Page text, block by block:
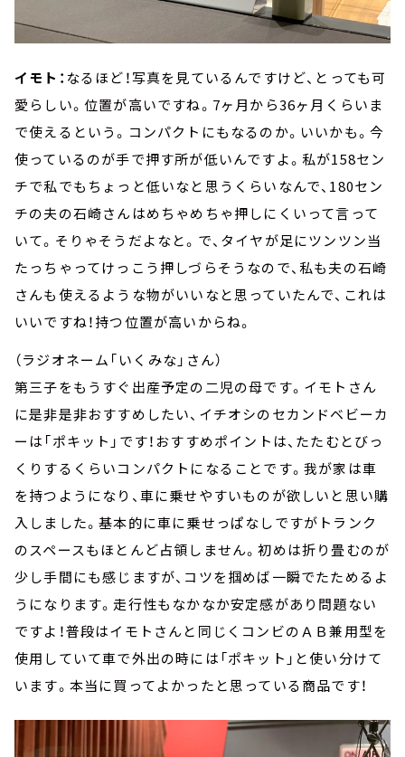
イモト： なるほど！写真を見ているんですけど、とっても可
愛らしい。位置が高いですね。7ヶ月から36ヶ月くらいま
で使えるという。コンパクトにもなるのか。いいかも。今
使っているのが手で押す所が低いんですよ。私が158セン
チで私でもちょっと低いなと思うくらいなんで、180セン
チの夫の石崎さんはめちゃめちゃ押しにくいって言って
いて。そりゃそうだよなと。で、タイヤが足にツンツン当
たっちゃってけっこう押しづらそうなので、私も夫の石崎
さんも使えるような物がいいなと思っていたんで、これは
いいですね！持つ位置が高いからね。
（ラジオネーム「いくみな」さん）
第三子をもうすぐ出産予定の二児の母です。イモトさん
に是非是非おすすめしたい、イチオシのセカンドベビーカ
ーは「ポキット」です！おすすめポイントは、たたむとびっ
くりするくらいコンパクトになることです。我が家は車
を持つようになり、車に乗せやすいものが欲しいと思い購
入しました。基本的に車に乗せっぱなしですがトランク
のスペースもほとんど占領しません。初めは折り畳むのが
少し手間にも感じますが、コツを掴めば一瞬でたためるよ
うになります。走行性もなかなか安定感があり問題ない
ですよ！普段はイモトさんと同じくコンビのＡＢ兼用型を
使用していて車で外出の時には「ポキット」と使い分けて
います。本当に買ってよかったと思っている商品です！